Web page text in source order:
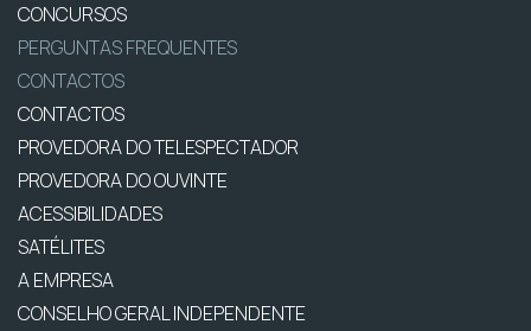
CONCURSOS
PERGUNTAS FREQUENTES
CONTACTOS
CONTACTOS
PROVEDORA DO TELESPECTADOR
PROVEDORA DO OUVINTE
ACESSIBILIDADES
SATÉLITES
A EMPRESA
CONSELHO GERAL INDEPENDENTE